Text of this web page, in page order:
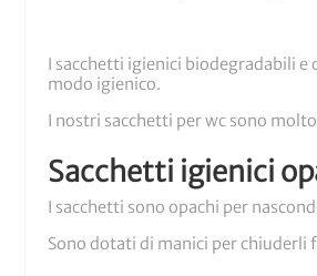
I sacchetti igienici biodegradabili e
modo igienico.
I nostri sacchetti per wc sono
Sacchetti igienici
I sacchetti sono opachi per
Sono dotati di manici per chiuderli